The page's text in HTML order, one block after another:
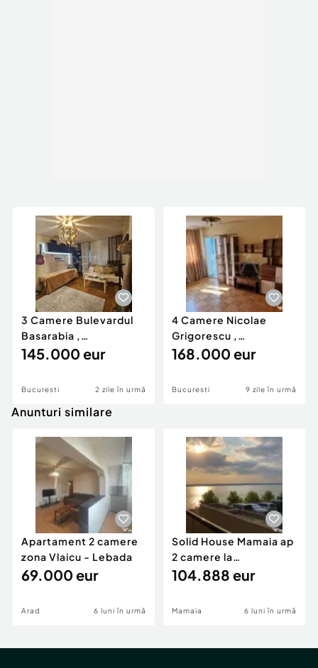
3 Camere Bulevardul
Basarabia ,
Decomandat , apoape
145.000 eur
Bucuresti 2 zile în urmă
4 Camere Nicolae
Grigorescu ,
decomandat , 2 min de
168.000 eur
Bucuresti 9 zile în urmă
Anunturi similare
Apartament 2 camere
zona Vlaicu - Lebada
69.000 eur
Arad 6 luni în urmă
Solid House Mamaia ap
2 camere la
cheie,langa Mega
104.888 eur
Mamaia 6 luni în urmă